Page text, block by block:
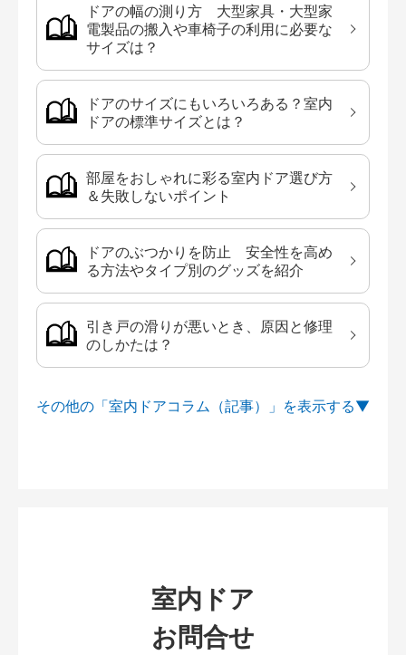
ドアの幅の測り方 大型家具・大型家
電製品の搬入や車椅子の利用に必要な
サイズは？
ドアのサイズにもいろいろある？室内
ドアの標準サイズとは？
部屋をおしゃれに彩る室内ドア選び方
＆失敗しないポイント
ドアのぶつかりを防止 安全性を高め
る方法やタイプ別のグッズを紹介
引き戸の滑りが悪いとき、原因と修理
のしかたは？
その他の「室内ドアコラム（記事）」を
室内ドア
お問合せ